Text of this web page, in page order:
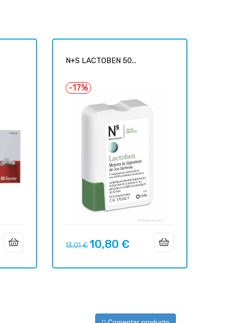
N+S LACTOBEN 50...
-17%
Precio
13,01 € Precio
10,80 €